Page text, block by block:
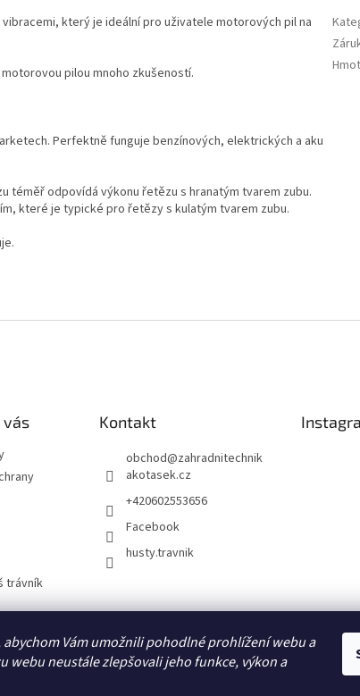
abychom Vám umožnili pohodlné prohlížení webu a
webu neustále zlepšovali jeho funkce, výkon a
který je ideální pro uživatele motorových pil na
pilou mnoho zkušeností.
Perfektně funguje benzínových, elektrických a aku
téměř odpovídá výkonu řetězu s hranatým tvarem zubu.
které je typické pro řetězy s kulatým tvarem zubu.
vás
trávník
Kontakt
obchod@zahradnitechnik
akotasek.cz
+420602553656
Facebook
husty.travnik
Hustý trávník